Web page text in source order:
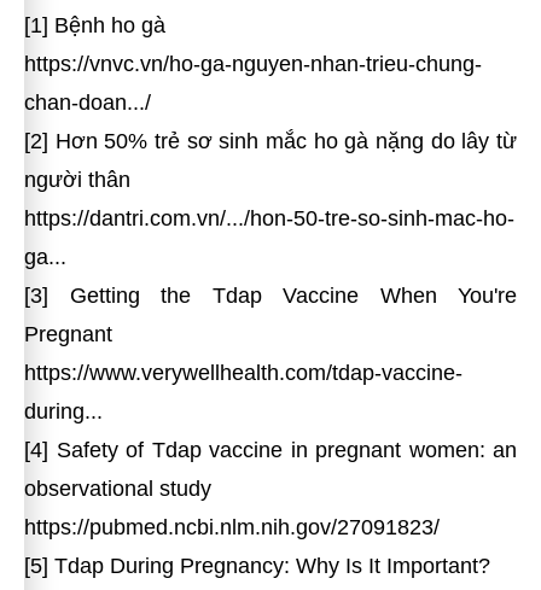
[1] Bệnh ho gà
https://vnvc.vn/ho-ga-nguyen-nhan-trieu-chung-
chan-doan.../
[2] Hơn 50% trẻ sơ sinh mắc ho gà nặng do lây từ
người thân
https://dantri.com.vn/.../hon-50-tre-so-sinh-mac-ho-
ga...
[3] Getting the Tdap Vaccine When You're
Pregnant
https://www.verywellhealth.com/tdap-vaccine-
during...
[4] Safety of Tdap vaccine in pregnant women: an
observational study
https://pubmed.ncbi.nlm.nih.gov/27091823/
[5] Tdap During Pregnancy: Why Is It Important?